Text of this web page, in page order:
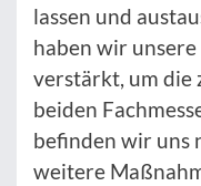
lassen und
haben wir
verstärkt, um die
beiden
befinden wir uns
weitere